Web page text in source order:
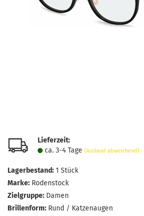
Lieferzeit:
ca. 3-4 Tage (Ausland abweichend)
Lagerbestand: 1 Stück
Marke: Rodenstock
Zielgruppe: Damen
Brillenform: Rund / Katzenaugen